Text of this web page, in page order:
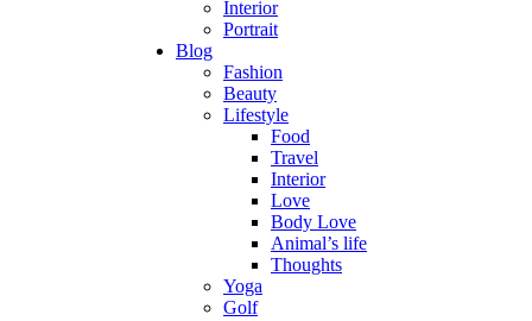
Interior
Portrait
Blog
Fashion
Beauty
Lifestyle
Food
Travel
Interior
Love
Body Love
Animal’s life
Thoughts
Yoga
Golf